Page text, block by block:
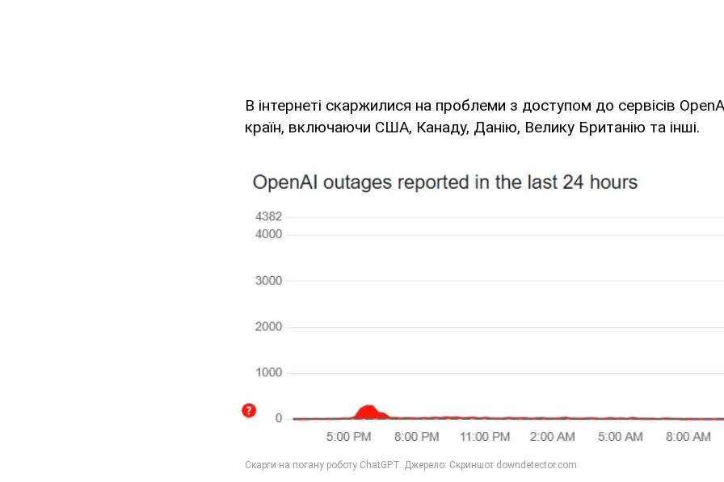
В інтернеті скаржилися на проблеми з доступом до сервісів
країн, включаючи США, Канаду, Данію, Велику Британію та інші.